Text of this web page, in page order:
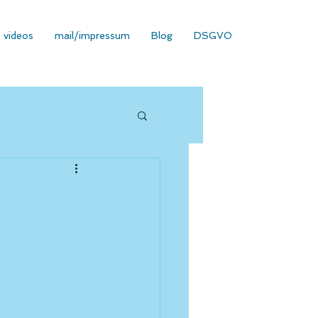
videos mail/impressum Blog DSGVO